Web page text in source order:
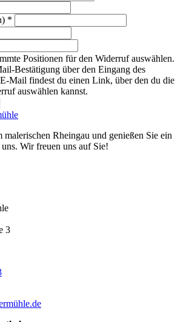
*
Positionen für den Widerruf auswählen.
Bestätigung über den Eingang des
Mail findest du einen Link, über den du die
auswählen kannst.
malerischen Rheingau und genießen Sie ein
Wir freuen uns auf Sie!
3